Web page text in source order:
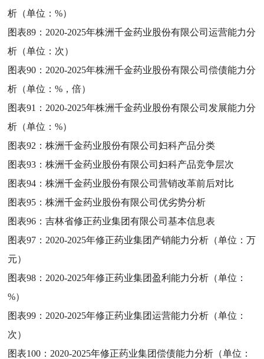
析（单位：%）
图表89： 2020-2025年株洲千金药业股份有限公司运营能力分
析（单位：次）
图表90： 2020-2025年株洲千金药业股份有限公司偿债能力分
析（单位：%，倍）
图表91： 2020-2025年株洲千金药业股份有限公司发展能力分
析（单位：%）
图表92：株洲千金药业股份有限公司妇科产品分类
图表93：株洲千金药业股份有限公司妇科产品竞争层次
图表94：株洲千金药业股份有限公司营销改革前后对比
图表95：株洲千金药业股份有限公司优劣势分析
图表96：吉林省修正药业集团有限公司基本信息表
图表97： 2020-2025年修正药业集团产销能力分析（单位：万
元）
图表98： 2020-2025年修正药业集团盈利能力分析（单位：
%）
图表99： 2020-2025年修正药业集团运营能力分析（单位：
次）
图表100： 2020-2025年修正药业集团偿债能力分析（单位：